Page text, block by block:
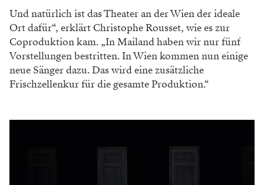
Und natürlich ist das Theater an der Wien derideale
Ort dafür“, erklärt Christophe Rousset, wie es zur
Coproduktion kam. „In Mailandhaben wir nur fünf
Vorstellungen bestritten.In Wien kommen nun einige
neue Sänger dazu.Das wird eine zusätzliche
Frischzellenkur für diegesamte Produktion.“